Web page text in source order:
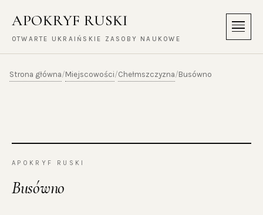
APOKRYF RUSKI
OTWARTE UKRAIŃSKIE ZASOBY NAUKOWE
Menu
Strona główna/Miejscowości/Chełmszczyzna/Busówno
APOKRYF RUSKI
Busówno